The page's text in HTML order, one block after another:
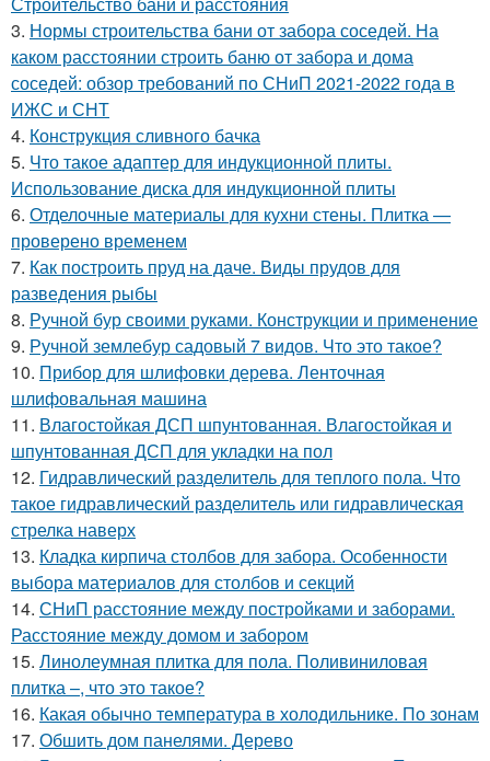
3. Нормы строительства бани от забора соседей. На
каком расстоянии строить баню от забора и дома
соседей: обзор требований по СНиП 2021-2022 года в
ИЖС и СНТ
4. Конструкция сливного бачка
5. Что такое адаптер для индукционной плиты.
Использование диска для индукционной плиты
6. Отделочные материалы для кухни стены. Плитка —
проверено временем
7. Как построить пруд на даче. Виды прудов для
разведения рыбы
8. Ручной бур своими руками. Конструкции и применение
9. Ручной землебур садовый 7 видов. Что это такое?
10. Прибор для шлифовки дерева. Ленточная
шлифовальная машина
11. Влагостойкая ДСП шпунтованная. Влагостойкая и
шпунтованная ДСП для укладки на пол
12. Гидравлический разделитель для теплого пола. Что
такое гидравлический разделитель или гидравлическая
стрелка наверх
13. Кладка кирпича столбов для забора. Особенности
выбора материалов для столбов и секций
14. СНиП расстояние между постройками и заборами.
Расстояние между домом и забором
15. Линолеумная плитка для пола. Поливиниловая
плитка –, что это такое?
16. Какая обычно температура в холодильнике. По зонам
17. Обшить дом панелями. Дерево